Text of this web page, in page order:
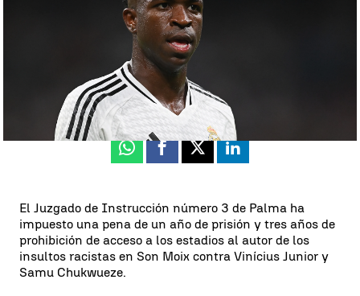
Luis F. Castillo
Publicado: 26 de septiembre de 2024, 16:21
Whatsapp
Facebook
X Linkedin
El Juzgado de Instrucción número 3 de Palma ha
impuesto una pena de un año de prisión y tres años de
prohibición de acceso a los estadios al autor de los
insultos racistas en Son Moix contra Vinícius Junior y
Samu Chukwueze.